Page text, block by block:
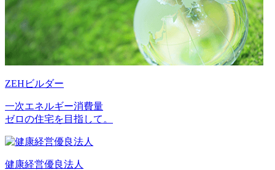
ZEHビルダー
一次エネルギー消費量
ゼロの住宅を目指して。
健康経営優良法人